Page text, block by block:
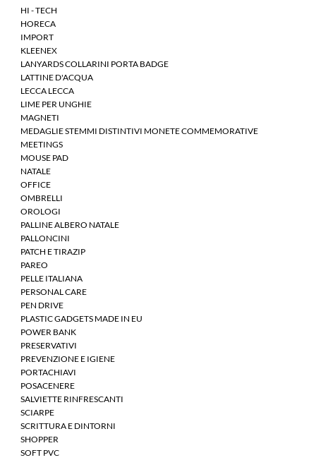
HI - TECH
HORECA
IMPORT
KLEENEX
LANYARDS COLLARINI PORTA BADGE
LATTINE D'ACQUA
LECCA LECCA
LIME PER UNGHIE
MAGNETI
MEDAGLIE STEMMI DISTINTIVI MONETE COMMEMORATIVE
MEETINGS
MOUSE PAD
NATALE
OFFICE
OMBRELLI
OROLOGI
PALLINE ALBERO NATALE
PALLONCINI
PATCH E TIRAZIP
PAREO
PELLE ITALIANA
PERSONAL CARE
PEN DRIVE
PLASTIC GADGETS MADE IN EU
POWER BANK
PRESERVATIVI
PREVENZIONE E IGIENE
PORTACHIAVI
POSACENERE
SALVIETTE RINFRESCANTI
SCIARPE
SCRITTURA E DINTORNI
SHOPPER
SOFT PVC